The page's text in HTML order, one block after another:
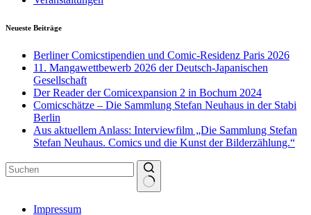
Neueste Beiträge
Berliner Comicstipendien und Comic-Residenz Paris 2026
11. Mangawettbewerb 2026 der Deutsch-Japanischen
Gesellschaft
Der Reader der Comicexpansion 2 in Bochum 2024
Comicschätze – Die Sammlung Stefan Neuhaus in der Stabi
Berlin
Aus aktuellem Anlass: Interviewfilm „Die Sammlung Stefan
Stefan Neuhaus. Comics und die Kunst der Bilderzählung.“
ErgebnisseImpressum